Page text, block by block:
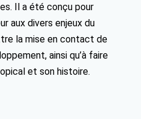
Il a été conçu pour
aux divers enjeux du
la mise en contact de
ainsi qu’à faire
et son histoire.